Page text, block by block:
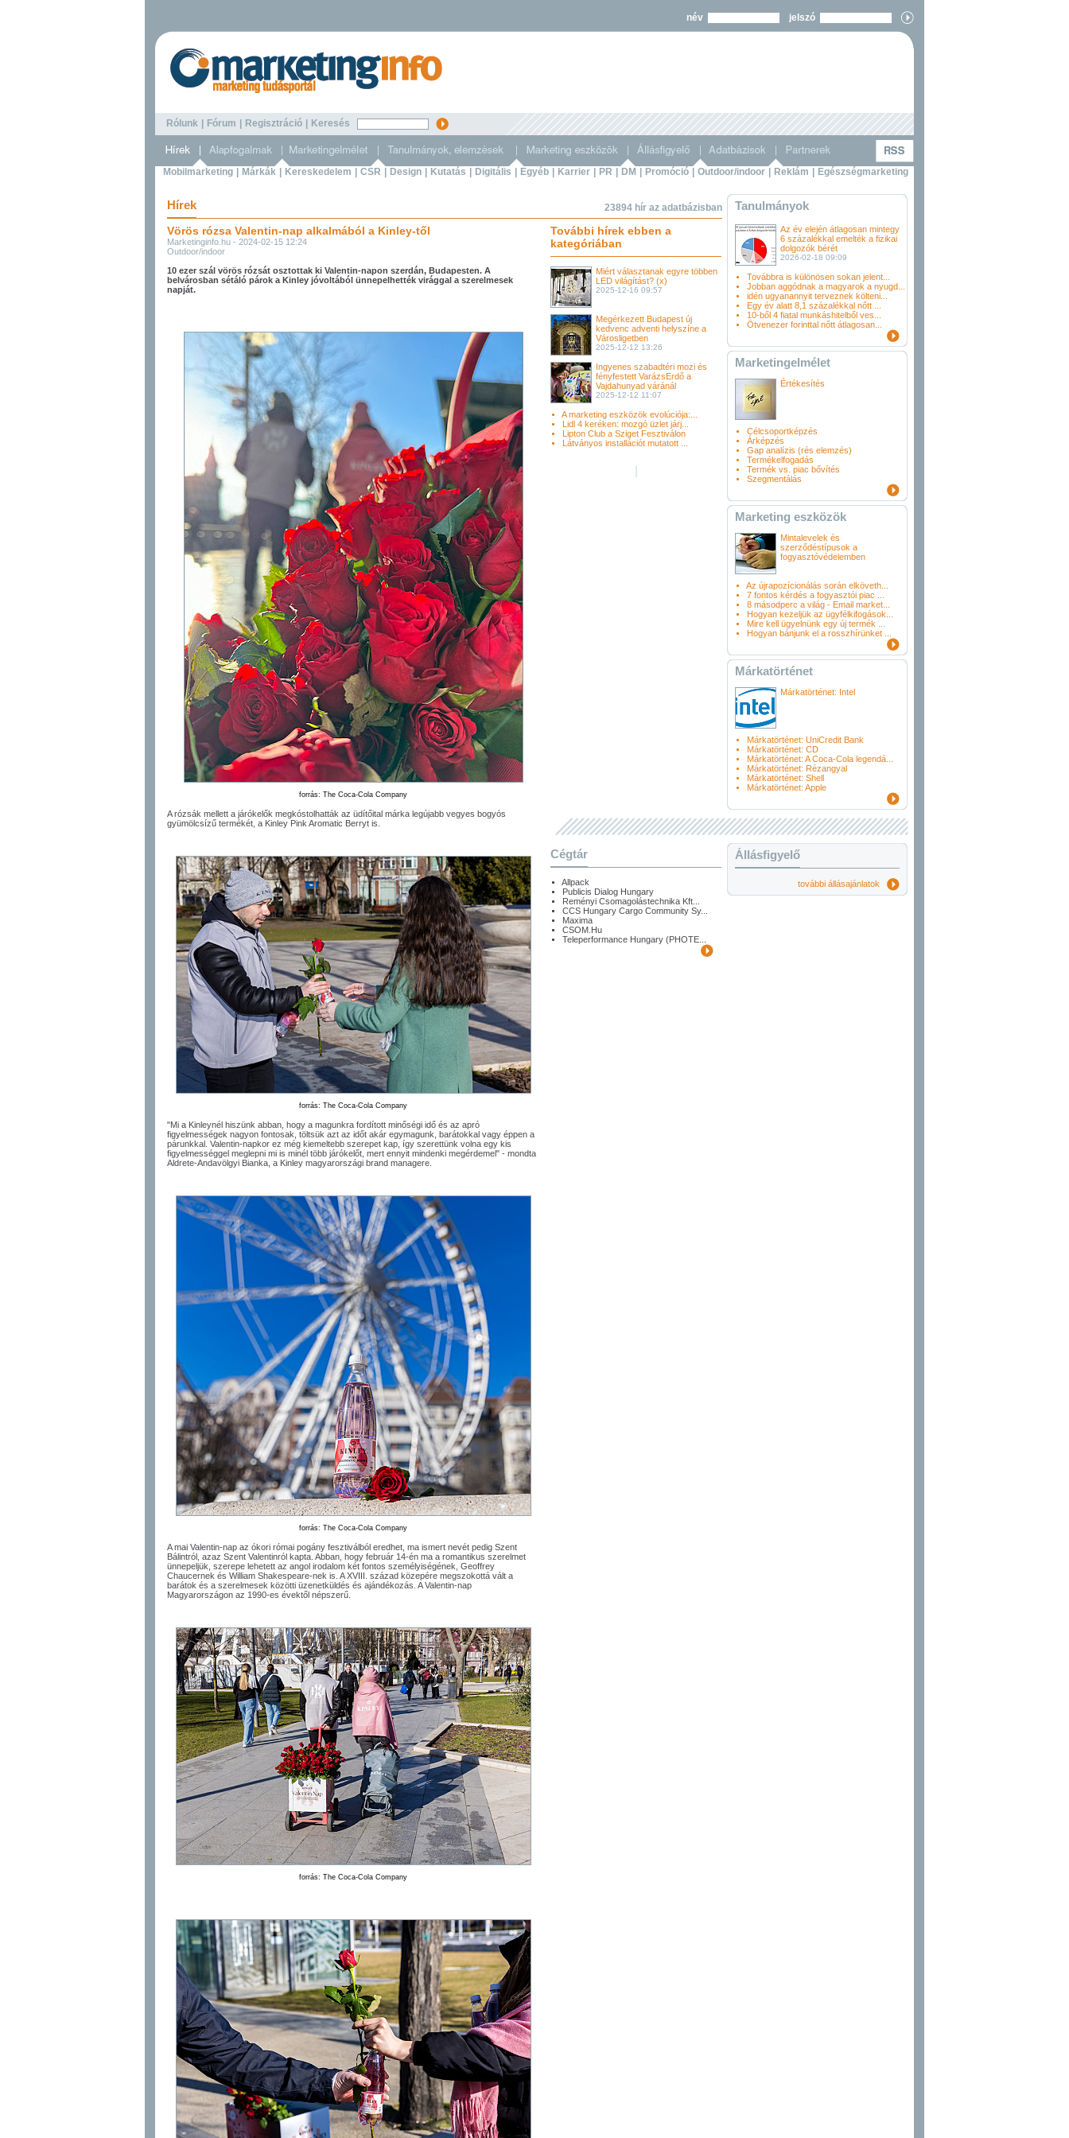
név jelszó
Rólunk Fórum Regisztráció Keresés
Mobilmarketing Márkák Kereskedelem CSR Design Kutatás Digitális Egyéb Karrier PR DM Promóció Outdoor/indoor Reklám Egészségmarketing
Hírek 23894 hír az adatbázisban Tanulmányok
Vörös rózsa Valentin-nap alkalmából a Kinley-től
Marketinginfo.hu - 2024-02-15 12:24
Outdoor/indoor
10 ezer szál vörös rózsát osztottak ki Valentin-napon szerdán, Budapesten. A
belvárosban sétáló párok a Kinley jóvoltából ünnepelhették virággal a szerelmesek
napját.
forrás: The Coca-Cola Company
A rózsák mellett a járókelők megkóstolhatták az üdítőital márka legújabb vegyes bogyós
gyümölcsízű termékét, a Kinley Pink Aromatic Berryt is.
forrás: The Coca-Cola Company
"Mi a Kinleynél hiszünk abban, hogy a magunkra fordított minőségi idő és az apró
figyelmességek nagyon fontosak, töltsük azt az időt akár egymagunk, barátokkal vagy éppen a
párunkkal. Valentin-napkor ez még kiemeltebb szerepet kap, így szerettünk volna egy kis
figyelmességgel meglepni mi is minél több járókelőt, mert ennyit mindenki megérdemel" - mondta
Aldrete-Andavölgyi Bianka, a Kinley magyarországi brand managere.
forrás: The Coca-Cola Company
A mai Valentin-nap az ókori római pogány fesztiválból eredhet, ma ismert nevét pedig Szent
Bálintról, azaz Szent Valentinról kapta. Abban, hogy február 14-én ma a romantikus szerelmet
ünnepeljük, szerepe lehetett az angol irodalom két fontos személyiségének, Geoffrey
Chaucernek és William Shakespeare-nek is. A XVIII. század közepére megszokottá vált a
barátok és a szerelmesek közötti üzenetküldés és ajándékozás. A Valentin-nap
Magyarországon az 1990-es évektől népszerű.
forrás: The Coca-Cola Company
További hírek ebben a
kategóriában
Miért választanak egyre többen
LED világítást? (x)
2025-12-16 09:57
Megérkezett Budapest új
kedvenc adventi helyszíne a
Városligetben
2025-12-12 13:26
Ingyenes szabadtéri mozi és
fényfestett VarázsErdő a
Vajdahunyad váránál
2025-12-12 11:07
A marketing eszközök evolúciója:...
Lidl 4 keréken: mozgó üzlet járj...
Lipton Club a Sziget Fesztiválon
Látványos installációt mutatott ...
Az év elején átlagosan mintegy
6 százalékkal emelték a fizikai
dolgozók bérét
2026-02-18 09:09
Továbbra is különösen sokan jelent...
Jobban aggódnak a magyarok a nyugd...
idén ugyanannyit terveznek költeni...
Egy év alatt 8,1 százalékkal nőtt ...
10-ből 4 fiatal munkáshitelből ves...
Ötvenezer forinttal nőtt átlagosan...
Marketingelmélet
Értékesítés
Célcsoportképzés
Árképzés
Gap analízis (rés elemzés)
Termékelfogadás
Termék vs. piac bővítés
Szegmentálás
Marketing eszközök
Mintalevelek és
szerződéstípusok a
fogyasztóvédelemben
Az újrapozícionálás során elköveth...
7 fontos kérdés a fogyasztói piac ...
8 másodperc a világ - Email market...
Hogyan kezeljük az ügyfélkifogások...
Mire kell ügyelnünk egy új termék ...
Hogyan bánjunk el a rosszhírünket ...
Márkatörténet
Márkatörténet: Intel
Márkatörténet: UniCredit Bank
Márkatörténet: CD
Márkatörténet: A Coca-Cola legendá...
Márkatörténet: Rézangyal
Márkatörténet: Shell
Márkatörténet: Apple
Cégtár
Allpack
Publicis Dialog Hungary
Reményi Csomagolástechnika Kft...
CCS Hungary Cargo Community Sy...
Maxima
CSOM.Hu
Teleperformance Hungary (PHOTE...
Állásfigyelő
további állásajánlatok